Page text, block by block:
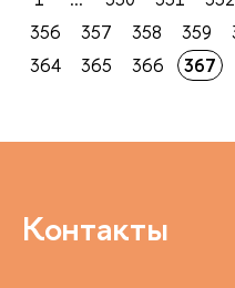
356
357 358 359
364
365 366 367
Контакты